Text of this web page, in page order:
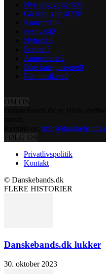
Nye udgivelser805
Gå ikke glip af738
Koncert106
Festival42
Nyhed18
Portræt5
Anmeldelse2
Ikke-kategoriseret0
For musikere0
OM OS
FØLG OS
Privatlivspolitik
Kontakt
© Danskebands.dk
FLERE HISTORIER
Danskebands.dk lukker
30. oktober 2023